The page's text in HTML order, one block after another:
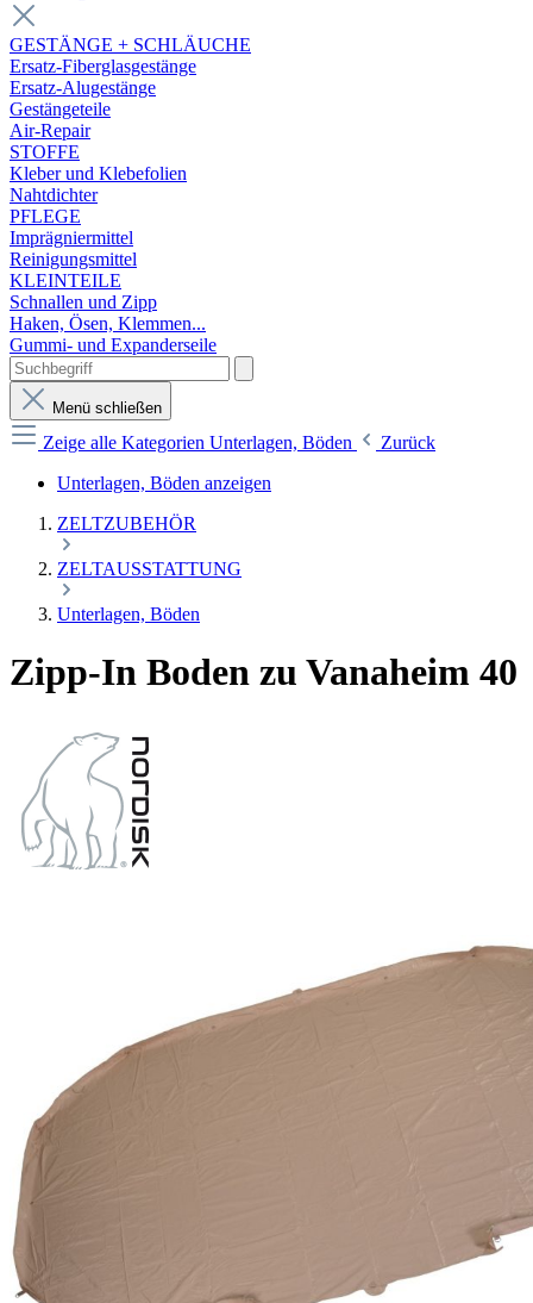
GESTÄNGE + SCHLÄUCHE
Ersatz-Fiberglasgestänge
Ersatz-Alugestänge
Gestängeteile
Air-Repair
STOFFE
Kleber und Klebefolien
Nahtdichter
PFLEGE
Imprägniermittel
Reinigungsmittel
KLEINTEILE
Schnallen und Zipp
Haken, Ösen, Klemmen...
Gummi- und Expanderseile
Menü schließen
Zeige alle Kategorien Unterlagen, Böden
Zurück
Unterlagen, Böden anzeigen
ZELTZUBEHÖR
ZELTAUSSTATTUNG
Unterlagen, Böden
Zipp-In Boden zu Vanaheim 40